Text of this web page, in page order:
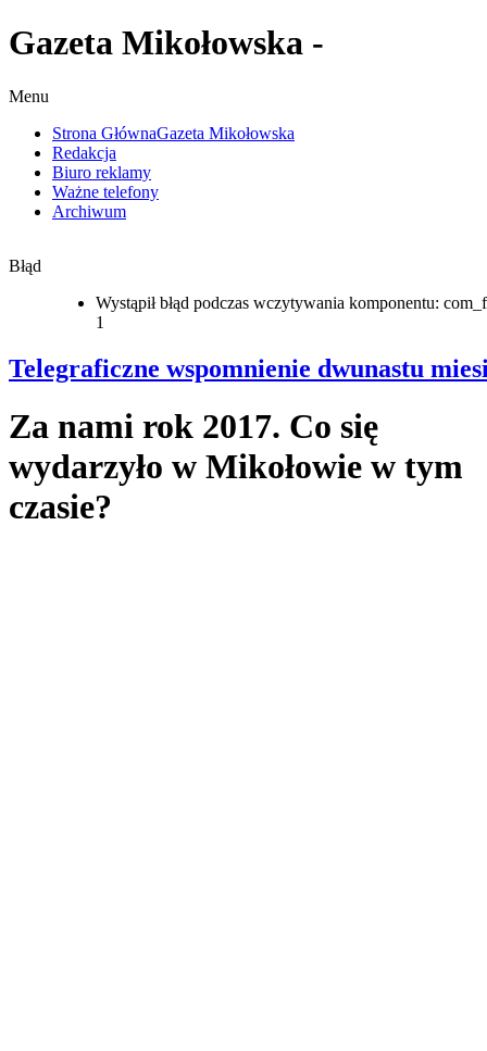
Gazeta Mikołowska -
Menu
Strona GłównaGazeta Mikołowska
Redakcja
Biuro reklamy
Ważne telefony
Archiwum
Błąd
Wystąpił błąd podczas wczytywania komponentu:
1
Telegraficzne wspomnienie dwunastu
Za nami rok 2017. Co się
wydarzyło w Mikołowie w tym
czasie?